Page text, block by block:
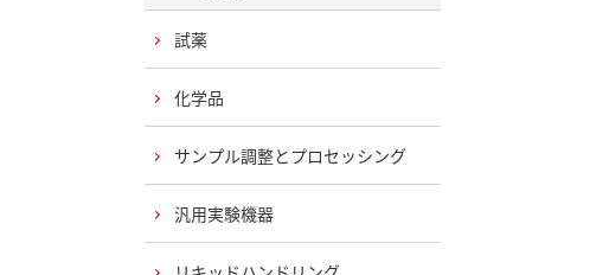
試薬
化学品
サンプル調整とプロセッシング
汎用実験機器